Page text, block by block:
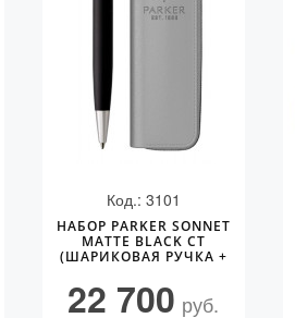
Код.: 3101
НАБОР PARKER SONNET
MATTE BLACK CT
(ШАРИКОВАЯ РУЧКА +
22 700 руб.